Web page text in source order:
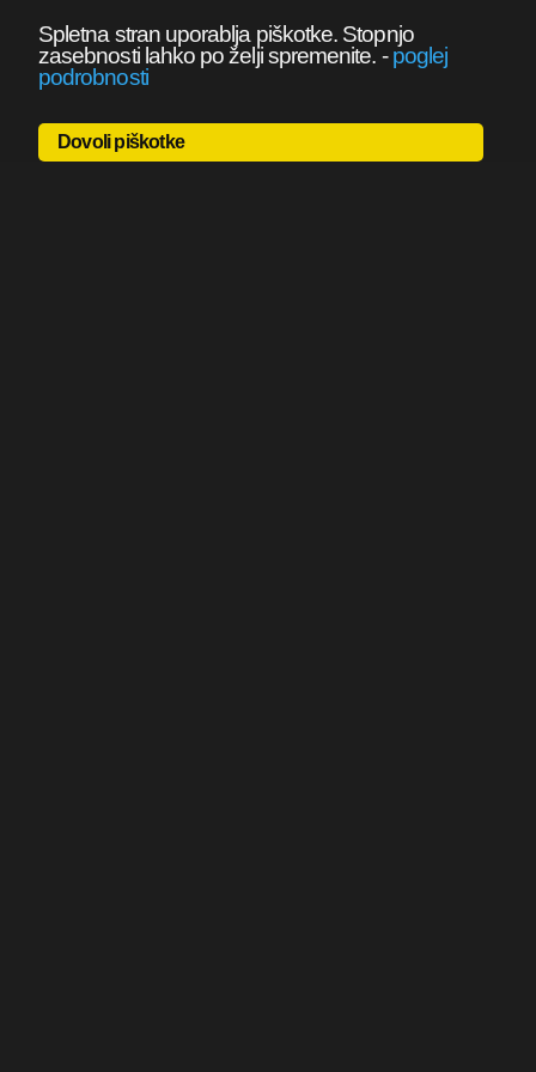
Spletna stran uporablja piškotke. Stopnjo
zasebnosti lahko po želji spremenite. -poglej
podrobnosti
Dovoli piškotke